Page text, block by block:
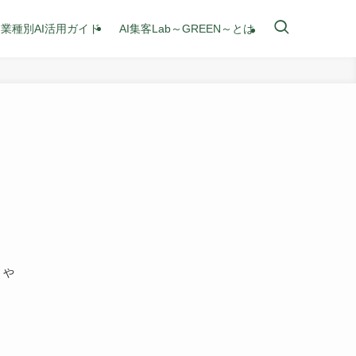
業種別AI活用ガイド AI集客Lab～GREEN～とは
や